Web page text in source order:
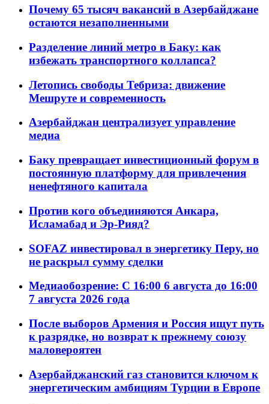
Почему 65 тысяч вакансий в Азербайджане
остаются незаполненными
Разделение линий метро в Баку: как
избежать транспортного коллапса?
Летопись свободы Тебриза: движение
Мешруте и современность
Азербайджан централизует управление
медиа
Баку превращает инвестиционный форум в
постоянную платформу для привлечения
ненефтяного капитала
Против кого объединяются Анкара,
Исламабад и Эр-Рияд?
SOFAZ инвестировал в энергетику Перу, но
не раскрыл сумму сделки
Медиаобозрение: С 16:00 6 августа до 16:00
7 августа 2026 года
После выборов Армения и Россия ищут путь
к разрядке, но возврат к прежнему союзу
маловероятен
Азербайджанский газ становится ключом к
энергетическим амбициям Турции в Европе